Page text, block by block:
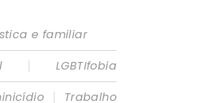
e familiar
|
LGBTIfobia
|
Trabalho